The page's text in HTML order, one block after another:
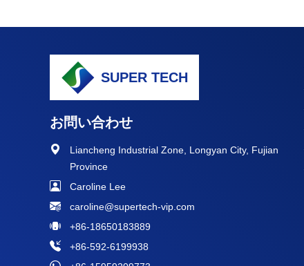
SUPER TECH
お問い合わせ
Liancheng Industrial Zone, Longyan City, Fujian
Province
Caroline Lee
caroline@supertech-vip.com
+86-18650183889
+86-592-6199938